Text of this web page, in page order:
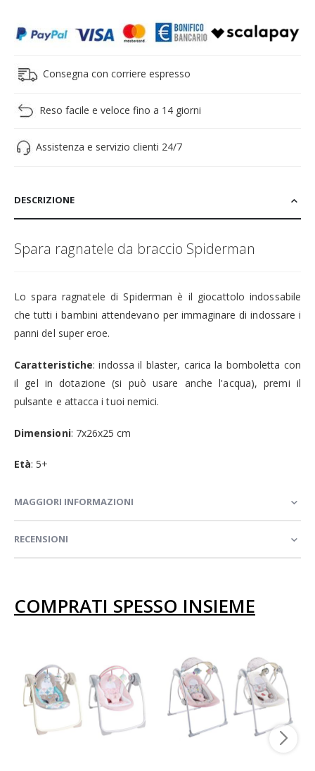
Consegna con corriere espresso
Reso facile e veloce fino a 14 giorni
Assistenza e servizio clienti 24/7
DESCRIZIONE
Spara ragnatele da braccio Spiderman
Lo spara ragnatele di Spiderman è il giocattolo indossabile
che tutti i bambini attendevano per immaginare di indossare i
panni del super eroe.
Caratteristiche: indossa il blaster, carica la bomboletta con
il gel in dotazione (si può usare anche l'acqua), premi il
pulsante e attacca i tuoi nemici.
Dimensioni: 7x26x25 cm
Età: 5+
MAGGIORI INFORMAZIONI
RECENSIONI
COMPRATI SPESSO INSIEME